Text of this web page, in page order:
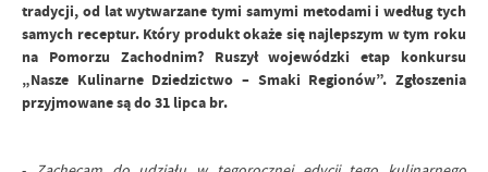
tradycji, od lat wytwarzane tymi samymi metodami i według tych
samych receptur. Który produkt okaże się najlepszym w tym roku
na Pomorzu Zachodnim? Ruszył wojewódzki etap konkursu
„Nasze Kulinarne Dziedzictwo – Smaki Regionów”. Zgłoszenia
przyjmowane są do 31 lipca br.